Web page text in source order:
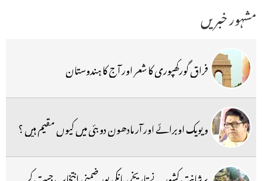
مشہور خبریں
فراق گورکھپوری کا شعر اور آج کا ہندوستان
ویویک اوبرائے اور آر مادھون دوبئی میں کیوں مقیم ہیں ؟